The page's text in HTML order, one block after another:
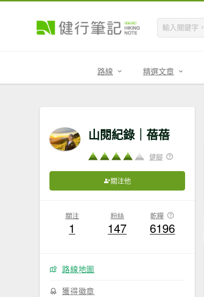
路線 精選文章
山閱紀錄｜蓓蓓
健腳
關注他
關注
1
粉絲
147
乾糧
6196
路線地圖
獲得徽章